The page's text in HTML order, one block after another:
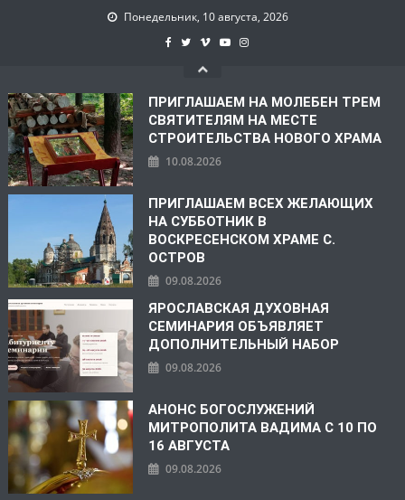
Понедельник, 10 августа, 2026
ПРИГЛАШАЕМ НА МОЛЕБЕН ТРЕМ
СВЯТИТЕЛЯМ НА МЕСТЕ
СТРОИТЕЛЬСТВА НОВОГО ХРАМА
10.08.2026
ПРИГЛАШАЕМ ВСЕХ ЖЕЛАЮЩИХ
НА СУББОТНИК В
ВОСКРЕСЕНСКОМ ХРАМЕ С.
ОСТРОВ
09.08.2026
ЯРОСЛАВСКАЯ ДУХОВНАЯ
СЕМИНАРИЯ ОБЪЯВЛЯЕТ
ДОПОЛНИТЕЛЬНЫЙ НАБОР
09.08.2026
АНОНС БОГОСЛУЖЕНИЙ
МИТРОПОЛИТА ВАДИМА С 10 ПО
16 АВГУСТА
09.08.2026